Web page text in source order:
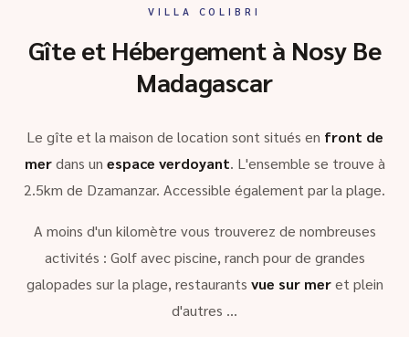
VILLA COLIBRI
Gîte et Hébergement à Nosy Be
Madagascar
Le gîte et la maison de location sont situés en front de
merdans un espace verdoyant. L'ensemble se trouve à
2.5km de Dzamanzar. Accessible également par la plage.
A moins d'un kilomètre vous trouverez de nombreuses
activités : Golf avec piscine, ranch pour de grandes
galopades sur la plage, restaurants vue sur meret plein
d'autres …